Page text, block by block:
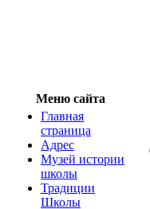
Меню сайта
Главная
страница
Адрес
Музей истории
школы
Традиции
Школы